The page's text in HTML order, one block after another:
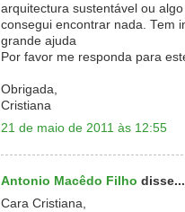
arquitectura sustentável ou
consegui encontrar nada. Tem
grande ajuda
Por favor me responda para
Obrigada,
Cristiana
21 de maio de 2011 às 12:55
Antonio Macêdo Filho disse...
Cara Cristiana,